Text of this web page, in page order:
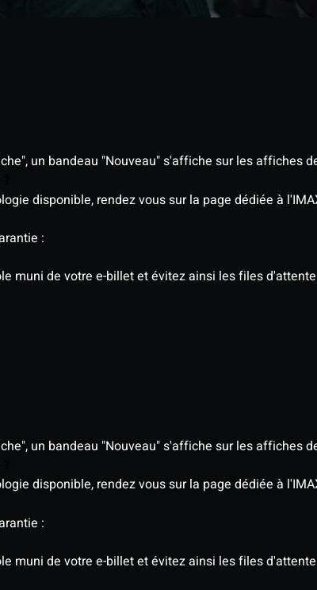
un bandeau "Nouveau" s'affiche sur les affiches
disponible, rendez vous sur la page dédiée à
:
muni de votre e-billet et évitez ainsi les files
un bandeau "Nouveau" s'affiche sur les affiches
disponible, rendez vous sur la page dédiée à
:
muni de votre e-billet et évitez ainsi les files